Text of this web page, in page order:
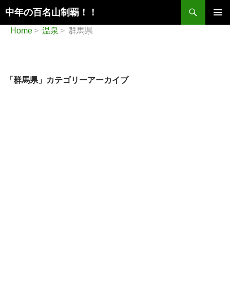
中年の百名山制覇！！
検
索
ン
へ
Home 温泉 群馬県
「群馬県」カテゴリーアーカイブ